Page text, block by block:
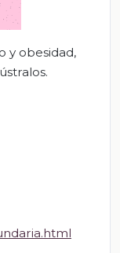
y obesidad,